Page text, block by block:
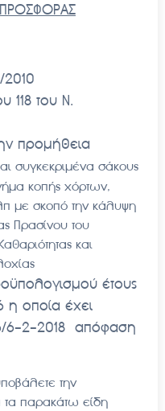
2010
118 του Ν.
προμήθεια
συγκεκριμένα σάκους
κοπής χόρτων,
με σκοπό την κάλυψη
Πρασίνου του
και
έτους
η οποία έχει
6-2-2018 απόφαση
την
τα παρακάτω είδη